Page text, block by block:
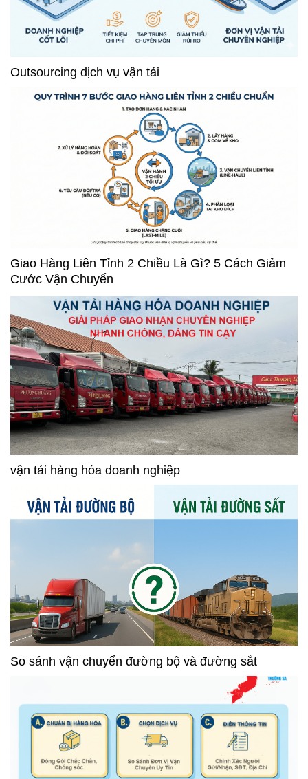
Outsourcing dịch vụ vận tải
Giao Hàng Liên Tỉnh 2 Chiều Là Gì? 5 Cách Giảm
Cước Vận Chuyển
vận tải hàng hóa doanh nghiệp
So sánh vận chuyển đường bộ và đường sắt